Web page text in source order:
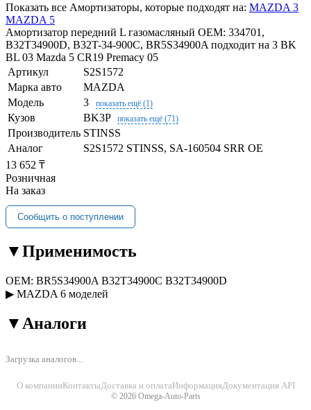
Показать все Амортизаторы, которые подходят на: MAZDA 3
MAZDA 5
Амортизатор передний L газомасляный OEM: 334701,
B32T34900D, B32T-34-900C, BR5S34900A подходит на 3 BK
BL 03 Mazda 5 CR19 Premacy 05
Артикул
S2S1572
Марка авто
MAZDA
Модель
3 показать ещё (1)
Кузов BK3P показать ещё (71)
Производитель STINSS
Аналог
S2S1572 STINSS, SA-160504 SRR OE
13 652 ₸
Розничная
На заказ
Сообщить о поступлении
▼Применимость
OEM: BR5S34900A B32T34900C B32T34900D
▶ MAZDA 6 моделей
▼ Аналоги
Загрузка аналогов...
О компанииКонтактыДоставка и оплатаИнформацияДокументация API
© 2026 Omega-Auto-Parts